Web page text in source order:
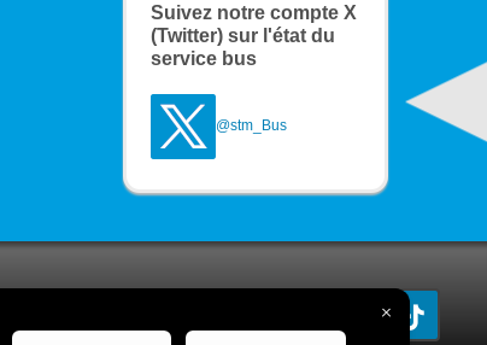
Suivez notre compte X
(Twitter) sur l'état du
service bus
@stm_Bus